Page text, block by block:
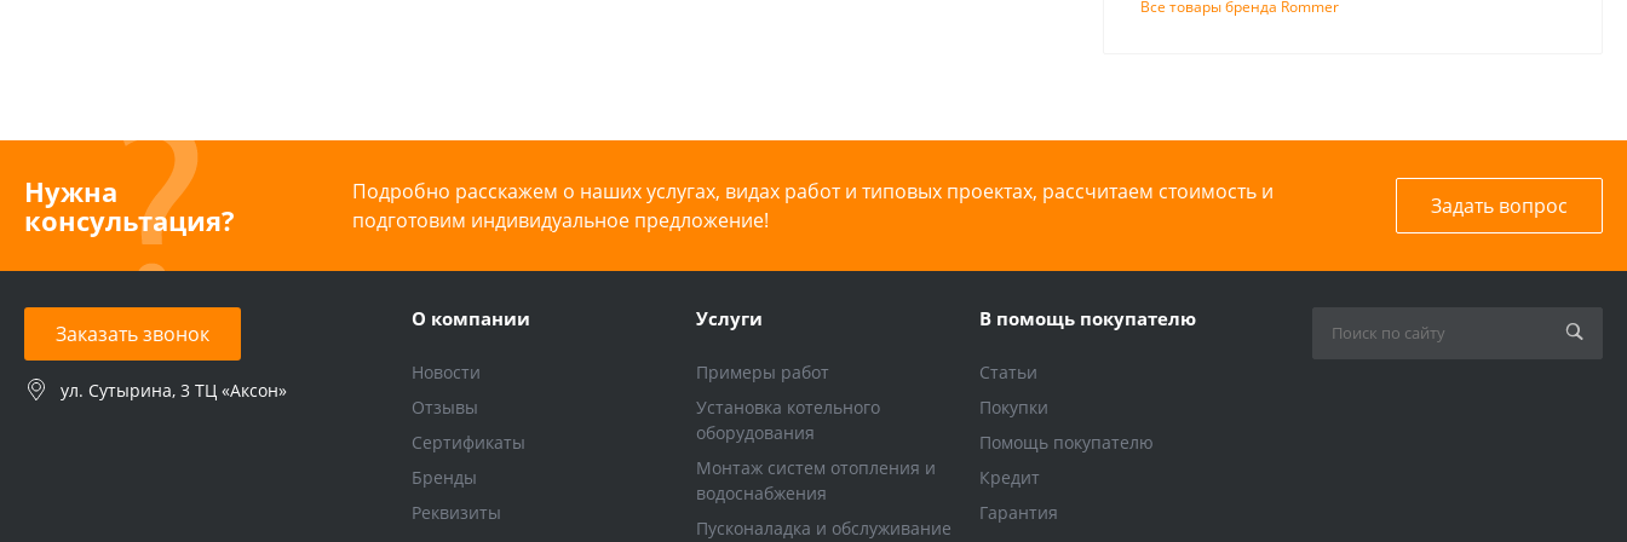
Все товары бренда Rommer
Нужна
консультация?
Подробно расскажем о наших услугах, видах работ и типовых проектах, рассчитаем стоимость и
подготовим индивидуальное предложение!
Задать вопрос
Заказать звонок
ул. Сутырина, 3 ТЦ «Аксон»
О компании
Новости
Отзывы
Сертификаты
Бренды
Реквизиты
Услуги
Примеры работ
Установка котельного
оборудования
Монтаж систем отопления и
водоснабжения
Пусконаладка и обслуживание
В помощь покупателю
Статьи
Покупки
Помощь покупателю
Кредит
Гарантия